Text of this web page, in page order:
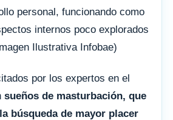
personal, funcionando como
internos poco explorados
Ilustrativa Infobae)
por los expertos en el
sueños de masturbación, que
búsqueda de mayor placer